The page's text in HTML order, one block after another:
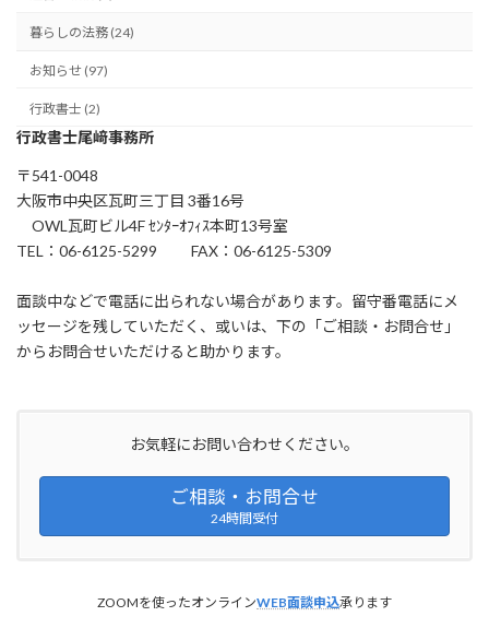
暮らしの法務 (24)
お知らせ (97)
行政書士 (2)
行政書士尾﨑事務所
〒541-0048
大阪市中央区瓦町三丁目 3番16号
OWL瓦町ビル4F ｾﾝﾀｰｵﾌｨｽ本町13号室
TEL：06-6125-5299 FAX：06-6125-5309
面談中などで電話に出られない場合があります。留守番電話にメ
ッセージを残していただく、或いは、下の「ご相談・お問合せ」
からお問合せいただけると助かります。
お気軽にお問い合わせください。
ご相談・お問合せ
24時間受付
ZOOMを使ったオンラインWEB面談申込承ります